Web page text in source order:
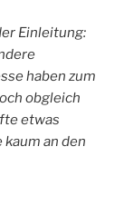
Einleitung:
haben zum
obgleich
etwas
an den